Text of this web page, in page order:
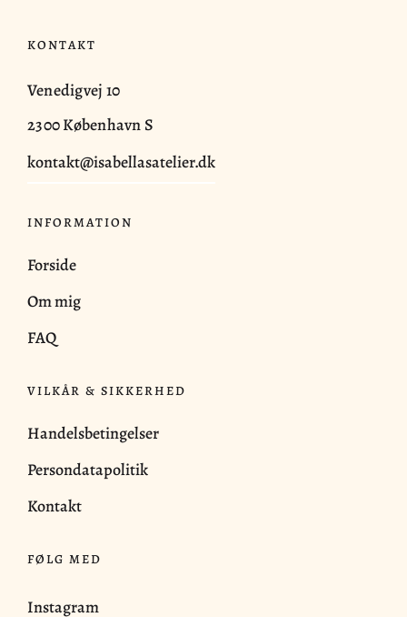
KONTAKT
Venedigvej 10
2300 København S
kontakt@isabellasatelier.dk
INFORMATION
Forside
Om mig
FAQ
VILKÅR & SIKKERHED
Handelsbetingelser
Persondatapolitik
Kontakt
FØLG MED
Instagram